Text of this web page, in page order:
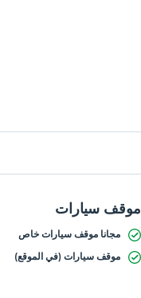
موقف سيارات
مجانا موقف سيارات خاص
موقف سيارات (في الموقع)